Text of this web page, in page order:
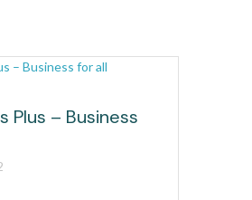
Plus – Business